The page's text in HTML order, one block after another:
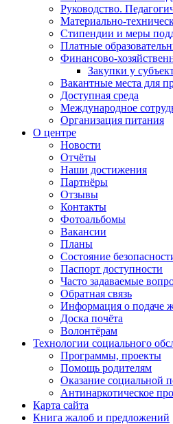
Руководство.
Материально-
Стипендии и меры
Платные
Финансово-
Закупки у
Вакантные места для
Доступная среда
Международное
Организация питания
О центре
Новости
Отчёты
Наши достижения
Партнёры
Отзывы
Контакты
Фотоальбомы
Вакансии
Планы
Состояние
Паспорт доступности
Часто задаваемые
Обратная связь
Информация о подаче
Доска почёта
Волонтёрам
Технологии социального
Программы, проекты
Помощь родителям
Оказание социальной
Антинаркотическое
Карта сайта
Книга жалоб и предложений